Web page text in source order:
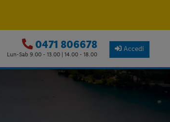
0471 806678
Lun-Sab 9.00 - 13.00 | 14.00 - 18.00
Accedi